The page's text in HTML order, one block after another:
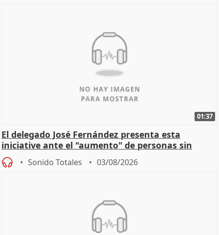
01:37
El delegado José Fernández presenta esta
iniciative ante el "aumento" de personas sin
hogar en Madri
Sonido Totales 03/08/2026